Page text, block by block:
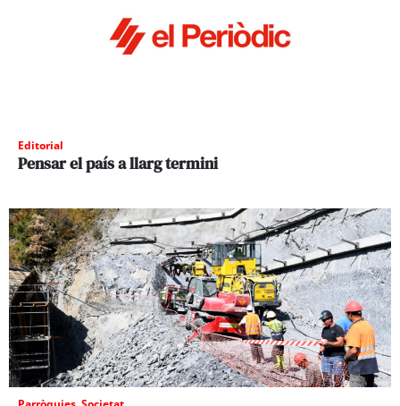
Editorial
Pensar el país a llarg termini